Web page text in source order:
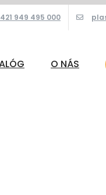
949 495 000
O NÁS